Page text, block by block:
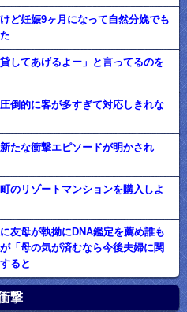
ど妊娠9ヶ月になって自然分娩でも
してあげるよー」と言ってるのを
倒的に客が多すぎて対応しきれな
たな衝撃エピソードが明かされ
のリゾートマンションを購入しよ
友母が執拗にDNA鑑定を薦め誰も
「母の気が済むなら今後夫婦に関
ると
撃